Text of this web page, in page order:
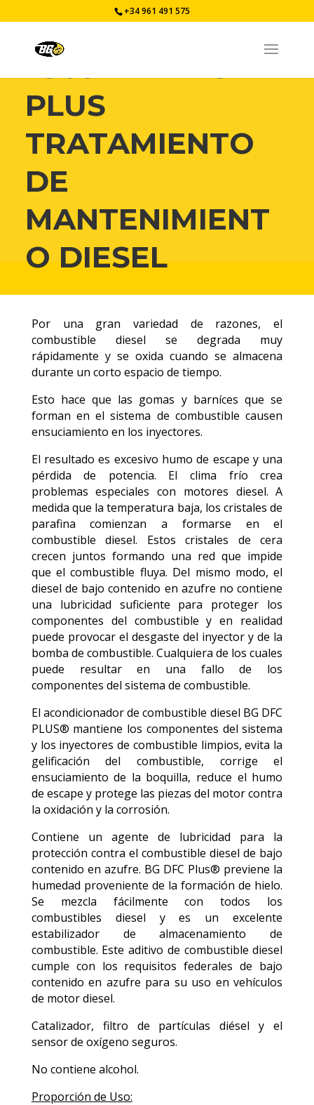
+34 961 491 575
23032E – DFC
PLUS
TRATAMIENTO
DE
MANTENIMIENT
O DIESEL
Por una gran variedad de razones, el
combustible diesel se degrada muy
rápidamente y se oxida cuando se almacena
durante un corto espacio de tiempo.
Esto hace que las gomas y barníces que se
forman en el sistema de combustible causen
ensuciamiento en los inyectores.
El resultado es excesivo humo de escape y una
pérdida de potencia. El clima frío crea
problemas especiales con motores diesel. A
medida que la temperatura baja, los cristales de
parafina comienzan a formarse en el
combustible diesel. Estos cristales de cera
crecen juntos formando una red que impide
que el combustible fluya. Del mismo modo, el
diesel de bajo contenido en azufre no contiene
una lubricidad suficiente para proteger los
componentes del combustible y en realidad
puede provocar el desgaste del inyector y de la
bomba de combustible. Cualquiera de los cuales
puede resultar en una fallo de los
componentes del sistema de combustible.
El acondicionador de combustible diesel BG DFC
PLUS® mantiene los componentes del sistema
y los inyectores de combustible limpios, evita la
gelificación del combustible, corrige el
ensuciamiento de la boquilla, reduce el humo
de escape y protege las piezas del motor contra
la oxidación y la corrosión.
Contiene un agente de lubricidad para la
protección contra el combustible diesel de bajo
contenido en azufre. BG DFC Plus® previene la
humedad proveniente de la formación de hielo.
Se mezcla fácilmente con todos los
combustibles diesel y es un excelente
estabilizador de almacenamiento de
combustible. Este aditivo de combustible diesel
cumple con los requisitos federales de bajo
contenido en azufre para su uso en vehículos
de motor diesel.
Catalizador, filtro de partículas diésel y el
sensor de oxígeno seguros.
No contiene alcohol.
Proporción de Uso: